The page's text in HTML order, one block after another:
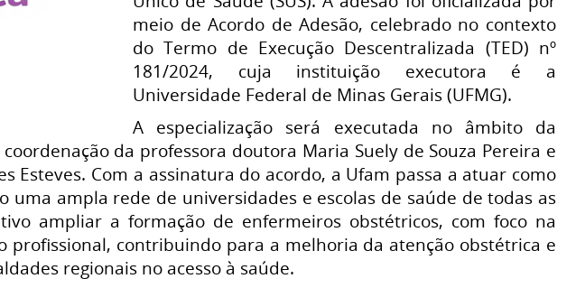
meio de Acordo de Adesão, celebrado no contexto
do Termo de Execução Descentralizada (TED) nº
181/2024, cuja instituição executora é a
Universidade Federal de Minas Gerais (UFMG).
A especialização será executada no âmbito da
da professora doutora Maria Suely de Souza Pereira e
Esteves. Com a assinatura do acordo, a Ufam passa a atuar como
ampla rede de universidades e escolas de saúde de todas as
ampliar a formação de enfermeiros obstétricos, com foco na
profissional, contribuindo para a melhoria da atenção obstétrica e
regionais no acesso à saúde.